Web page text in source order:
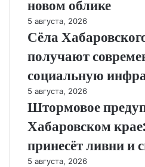
новом облике
5 августа, 2026
Сёла
получают
социальную
5 августа, 2026
Штормовое
Хабаровском
принесёт ливни и
5 августа, 2026